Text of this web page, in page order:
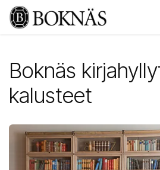
Siirry sisältöön
Boknäs
kalusteet